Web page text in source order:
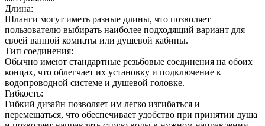
Длина:
Шланги могут иметь разные длины, что позволяет
пользователю выбирать наиболее подходящий вариант для
своей ванной комнаты или душевой кабины.
Тип соединения:
Обычно имеют стандартные резьбовые соединения на обоих
концах, что облегчает их установку и подключение к
водопроводной системе и душевой головке.
Гибкость:
Гибкий дизайн позволяет им легко изгибаться и
перемещаться, что обеспечивает удобство при принятии душа